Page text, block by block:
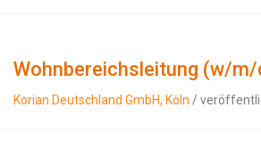
Wohnbereichsleitung (w/m/
Korian Deutschland GmbH, Köln /